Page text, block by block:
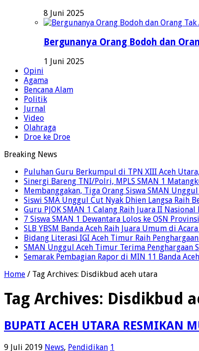
8 Juni 2025
Bergunanya Orang Bodoh dan
1 Juni 2025
Opini
Agama
Bencana Alam
Politik
Jurnal
Video
Olahraga
Droe ke Droe
Breaking News
Puluhan Guru Berkumpul di TPN XIII Aceh
Sinergi Bareng TNI/Polri, MPLS SMAN 1
Membanggakan, Tiga Orang Siswa SMAN
Siswi SMA Unggul Cut Nyak Dhien Langsa Raih
Guru PJOK SMAN 1 Calang Raih Juara II Nasional
7 Siswa SMAN 1 Dewantara Lolos ke OSN
SLB YBSM Banda Aceh Raih Juara Umum di
Bidang Literasi IGI Aceh Timur Raih
SMAN Unggul Aceh Timur Terima Penghargaan
Semarak Pembagian Rapor di MIN 11 Banda
Home / Tag Archives: Disdikbud aceh utara
Tag Archives: Disdikbud
BUPATI ACEH UTARA RESMIKAN
9 Juli 2019 News, Pendidikan 1